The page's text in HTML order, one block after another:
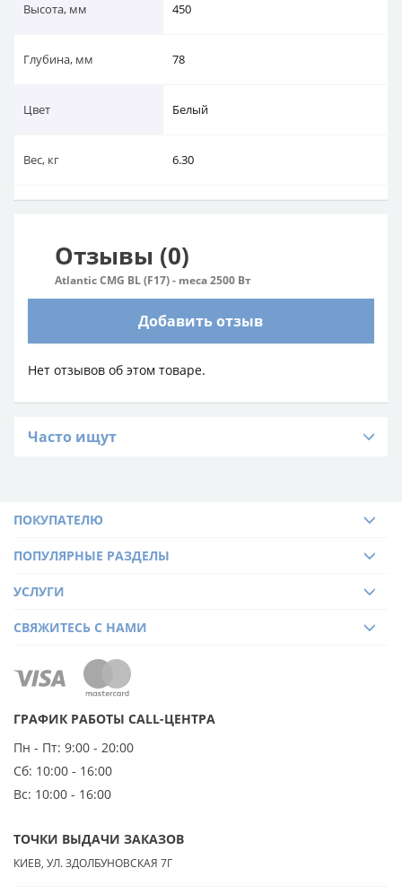
Высота, мм 450
Глубина, мм 78
Цвет Белый
Вес, кг 6.30
Отзывы (0)
Atlantic CMG BL (F17) - meca 2500 Вт
Добавить отзыв
Нет отзывов об этом товаре.
Часто ищут
ПОКУПАТЕЛЮ
ПОПУЛЯРНЫЕ РАЗДЕЛЫ
УСЛУГИ
ГРАФИК РАБОТЫ CALL-ЦЕНТРА
Пн - Пт: 9:00 - 20:00
Сб: 10:00 - 16:00
Вс: 10:00 - 16:00
ТОЧКИ ВЫДАЧИ ЗАКАЗОВ
КИЕВ, УЛ. ЗДОЛБУНОВСКАЯ 7Г
СВЯЖИТЕСЬ С НАМИ